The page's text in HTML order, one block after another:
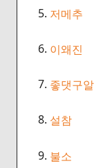
5. 저메추
6. 이왜진
7. 좋댓구알
8. 설참
9. 불소